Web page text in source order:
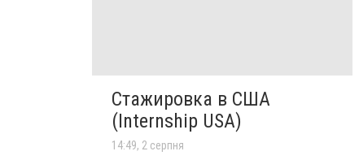
Стажировка в США
(Internship USA)
14:49, 2 серпня